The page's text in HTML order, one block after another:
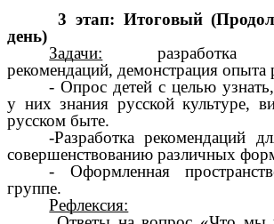
3 этап: Итоговый
день)
Задачи: разработка
рекомендаций, демонстрация опыта
- Опрос детей с целью
у них знания русской культуре,
русском быте.
-Разработка рекомендаций
совершенствованию различных
- Оформленная
группе.
Рефлексия: